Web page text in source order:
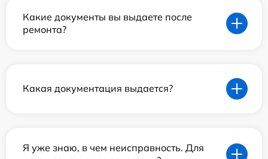
Какие документы вы выдаете после
ремонта?
Какая документация выдается?
Я уже знаю, в чем неисправность. Для